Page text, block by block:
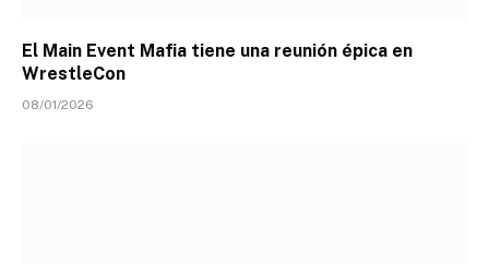
El Main Event Mafia tiene una reunión épica en
WrestleCon
08/01/2026